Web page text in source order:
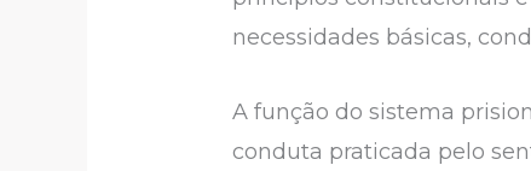
necessidades básicas,
A função do sistema
conduta praticada pelo